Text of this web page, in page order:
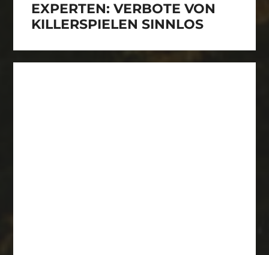
EXPERTEN: VERBOTE VON
KILLERSPIELEN SINNLOS